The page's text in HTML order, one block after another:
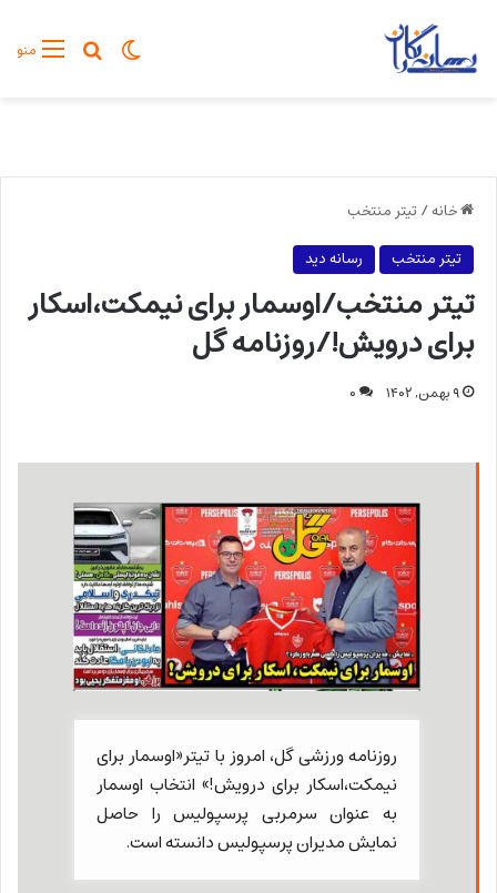
منوجستجو
تغییر پوسته
خانه/تیتر منتخب
تیتر منتخب
رسانه دید
تیتر منتخب/اوسمار برای نیمکت،اسکار
برای درویش!/روزنامه گل
۹ بهمن, ۱۴۰۲ ۰
روزنامه ورزشی گل، امروز با تیتر«اوسمار برای
نیمکت،اسکار برای درویش!» انتخاب اوسمار
به عنوان سرمربی پرسپولیس را حاصل
نمایش مدیران پرسپولیس دانسته است.